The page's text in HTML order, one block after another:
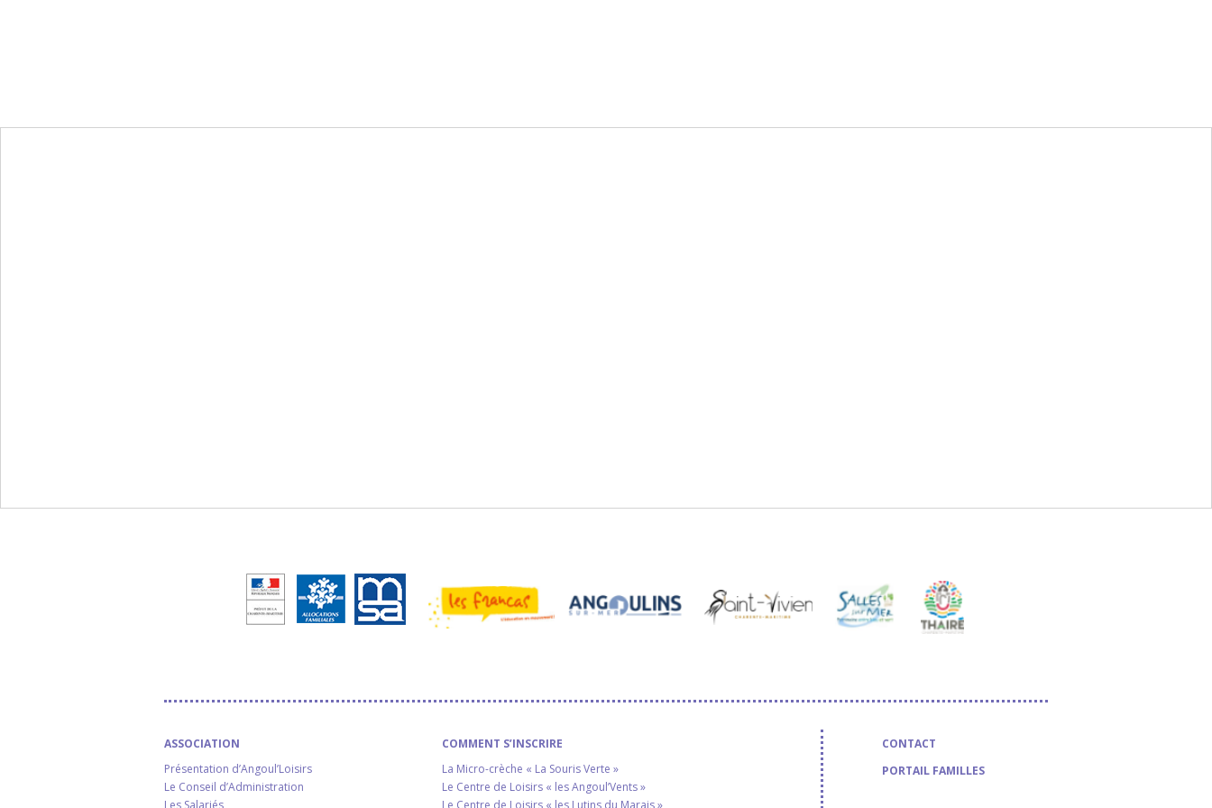
ASSOCIATION
Présentation d’Angoul’Loisirs
Le Conseil d’Administration
Les Salariés
COMMENT S’INSCRIRE
La Micro-crèche « La Souris Verte »
Le Centre de Loisirs « les Angoul’Vents »
Le Centre de Loisirs « les Lutins du Marais »
CONTACT
PORTAIL FAMILLES